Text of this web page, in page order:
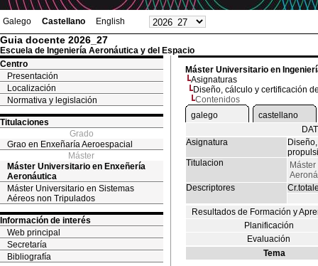
Galego Castellano English
Guia docente 2026_27
Escuela de Ingeniería Aeronáutica y del Espacio
Centro
Presentación
Localización
Normativa y legislación
Titulaciones
Grado
Grao en Enxeñaría Aeroespacial
Máster
Máster Universitario en Enxeñería
Aeronáutica
Máster Universitario en Sistemas
Aéreos non Tripulados
Información de interés
Web principal
Secretaría
Bibliografía
Máster Universitario en
Asignaturas
Diseño, cálculo y certificación
Contenidos
galego
castellano
Asignatura
Titulacion
Descriptores
Resultados de Formación y
Planificación
Evaluación
Tema